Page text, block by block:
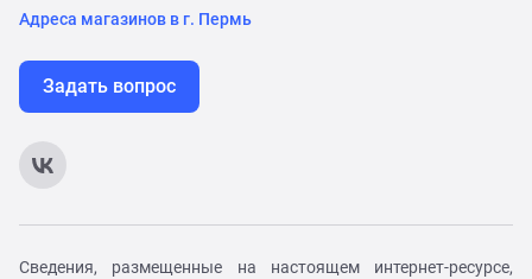
Адреса магазинов в г. Пермь
Задать вопрос
Сведения, размещенные на настоящем интернет-ресурсе,